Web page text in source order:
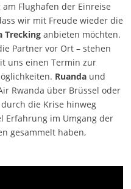
Flughafen der Einreise
wir mit Freude wieder die
Trecking anbieten möchten.
Partner vor Ort – stehen
uns einen Termin zur
Ruandaund
Rwanda über Brüssel oder
die Krise hinweg
Erfahrung im Umgang der
gesammelt haben,